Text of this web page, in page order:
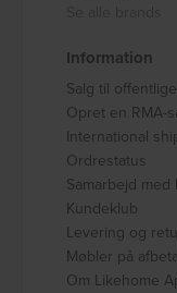
Information
Salg til
Opret en RMA-
International
Ordrestatus
Samarbejd med
Kundeklub
Levering og
Møbler på
Om Likehome